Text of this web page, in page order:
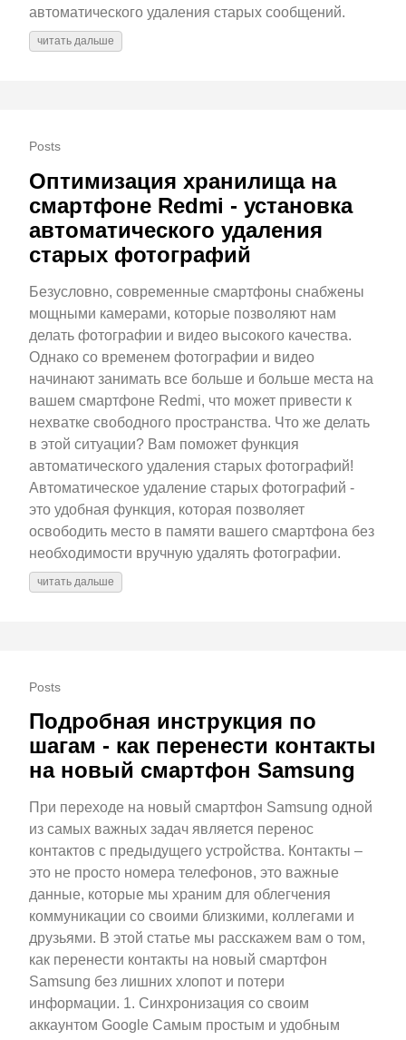
автоматического удаления старых сообщений.
читать дальше
Posts
Оптимизация хранилища на
смартфоне Redmi - установка
автоматического удаления
старых фотографий
Безусловно, современные смартфоны снабжены
мощными камерами, которые позволяют нам
делать фотографии и видео высокого качества.
Однако со временем фотографии и видео
начинают занимать все больше и больше места на
вашем смартфоне Redmi, что может привести к
нехватке свободного пространства. Что же делать
в этой ситуации? Вам поможет функция
автоматического удаления старых фотографий!
Автоматическое удаление старых фотографий -
это удобная функция, которая позволяет
освободить место в памяти вашего смартфона без
необходимости вручную удалять фотографии.
читать дальше
Posts
Подробная инструкция по
шагам - как перенести контакты
на новый смартфон Samsung
При переходе на новый смартфон Samsung одной
из самых важных задач является перенос
контактов с предыдущего устройства. Контакты –
это не просто номера телефонов, это важные
данные, которые мы храним для облегчения
коммуникации со своими близкими, коллегами и
друзьями. В этой статье мы расскажем вам о том,
как перенести контакты на новый смартфон
Samsung без лишних хлопот и потери
информации. 1. Синхронизация со своим
аккаунтом Google Самым простым и удобным